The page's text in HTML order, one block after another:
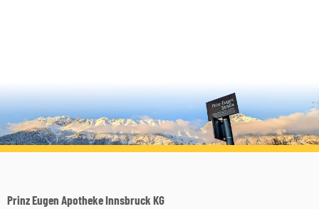
Prinz Eugen Apotheke Innsbruck KG